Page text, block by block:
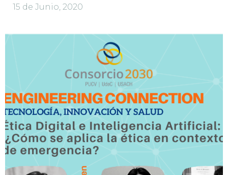
15 de Junio, 2020